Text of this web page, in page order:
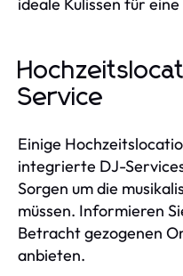
Service
Einige
integrierte DJ-
Sorgen um die
müssen. Informieren
Betracht gezogenen
anbieten.